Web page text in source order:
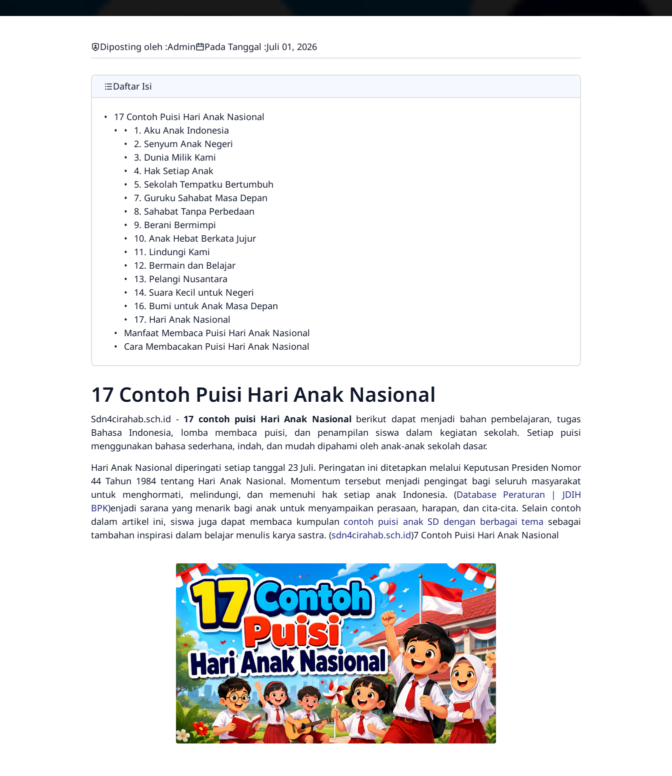
Diposting oleh :Admin Pada Tanggal :Juli 01, 2026
Daftar Isi
17 Contoh Puisi Hari Anak Nasional
1. Aku Anak Indonesia
2. Senyum Anak Negeri
3. Dunia Milik Kami
4. Hak Setiap Anak
5. Sekolah Tempatku Bertumbuh
7. Guruku Sahabat Masa Depan
8. Sahabat Tanpa Perbedaan
9. Berani Bermimpi
10. Anak Hebat Berkata Jujur
11. Lindungi Kami
12. Bermain dan Belajar
13. Pelangi Nusantara
14. Suara Kecil untuk Negeri
16. Bumi untuk Anak Masa Depan
17. Hari Anak Nasional
Manfaat Membaca Puisi Hari Anak Nasional
Cara Membacakan Puisi Hari Anak Nasional
17 Contoh Puisi Hari Anak Nasional
Sdn4cirahab.sch.id - 17 contoh puisi Hari Anak Nasional berikut dapat menjadi bahan pembelajaran, tugas
Bahasa Indonesia, lomba membaca puisi, dan penampilan siswa dalam kegiatan sekolah. Setiap puisi
menggunakan bahasa sederhana, indah, dan mudah dipahami oleh anak-anak sekolah dasar.
Hari Anak Nasional diperingati setiap tanggal 23 Juli. Peringatan ini ditetapkan melalui Keputusan Presiden Nomor
44 Tahun 1984 tentang Hari Anak Nasional. Momentum tersebut menjadi pengingat bagi seluruh masyarakat
untuk menghormati, melindungi, dan memenuhi hak setiap anak Indonesia. (Database Peraturan | JDIH
BPK)enjadi sarana yang menarik bagi anak untuk menyampaikan perasaan, harapan, dan cita-cita. Selain contoh
dalam artikel ini, siswa juga dapat membaca kumpulan contoh puisi anak SD dengan berbagai tema sebagai
tambahan inspirasi dalam belajar menulis karya sastra. (sdn4cirahab.sch.id)7 Contoh Puisi Hari Anak Nasional